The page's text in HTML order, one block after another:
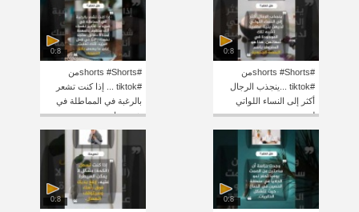
0:8
#shorts #Shortsمن
#tiktok ...ينجذب الرجال
أكثر إلى النساء اللواتي
لديهن
0:8
#shorts #Shortsمن
#tiktok ... إذا كنت تشعر
بالرغبة في المماطلة في
شيء ما
0:8
0:8